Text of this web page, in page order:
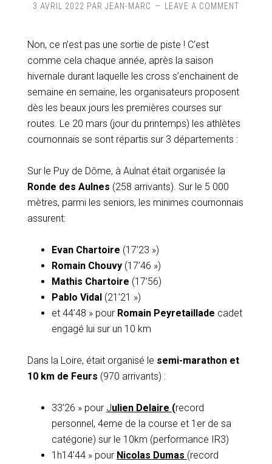
3 AVRIL 2022 PAR JEAN-MARC LEAVE A COMMENT
Non, ce n’est pas une sortie de piste ! C’est
comme cela chaque année, après la saison
hivernale durant laquelle les cross s’enchainent de
semaine en semaine, les organisateurs proposent
dès les beaux jours les premières courses sur
routes. Le 20 mars (jour du printemps) les athlètes
cournonnais se sont répartis sur 3 départements :
Sur le Puy de Dôme, à Aulnat était organisée la
Ronde des Aulnes (258 arrivants). Sur le 5 000
mètres, parmi les seniors, les minimes cournonnais
assurent:
Evan Chartoire (17’23 »)
Romain Chouvy(17’46 »)
Mathis Chartoire (17’56)
Pablo Vidal (21’21 »)
et 44’48 » pour Romain Peyretaillade cadet
engagé lui sur un 10 km
Dans la Loire, était organisé le semi-marathon et
10 km de Feurs (970 arrivants) :
33’26 » pour Julien Delaire (record
personnel, 4eme de la course et 1er de sa
catégorie) sur le 10km (performance IR3)
1h14’44 » pour Nicolas Dumas (record